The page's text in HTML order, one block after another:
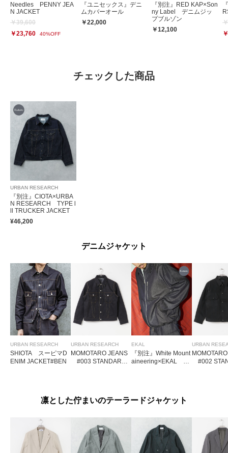
Needles PENNY JEA
N JACKET
￥39,600
￥23,760
40%OFF
『ユニセックス』デニ
ムカバーオール
￥22,000
『別注』RED KAP×Son
ny Label デニムジッ
プブルゾン
￥12,100
チェックした商品
URBAN RESEARCH
『別注』CIOTA×URBA
N RESEARCH TYPE l
ll TRUCKER JACKET
¥46,200
デニムジャケット
URBAN RESEARCH
SHIOTA スーピマD
ENIM JACKET#BEN
URBAN RESEARCH
MOMOTARO JEANS
#003 STANDARD
EKAL
『別注』White Mount
aineering×EKAL D
URBAN
#002
凛とした佇まいのテーラードジャケット